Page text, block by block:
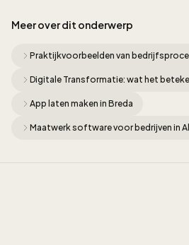
Meer over dit onderwerp
Praktijkvoorbeelden van
Digitale Transformatie: wat het
App laten maken in Breda
Maatwerk software voor bedrijven in